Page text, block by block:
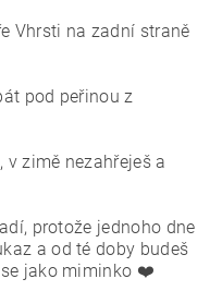
Vhrsti na zadní straně
pod peřinou z
v zimě nezahřeješ a
protože jednoho dne
a od té doby budeš
jako miminko ❤️